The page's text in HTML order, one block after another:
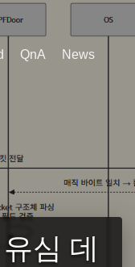
QnA News
심 데